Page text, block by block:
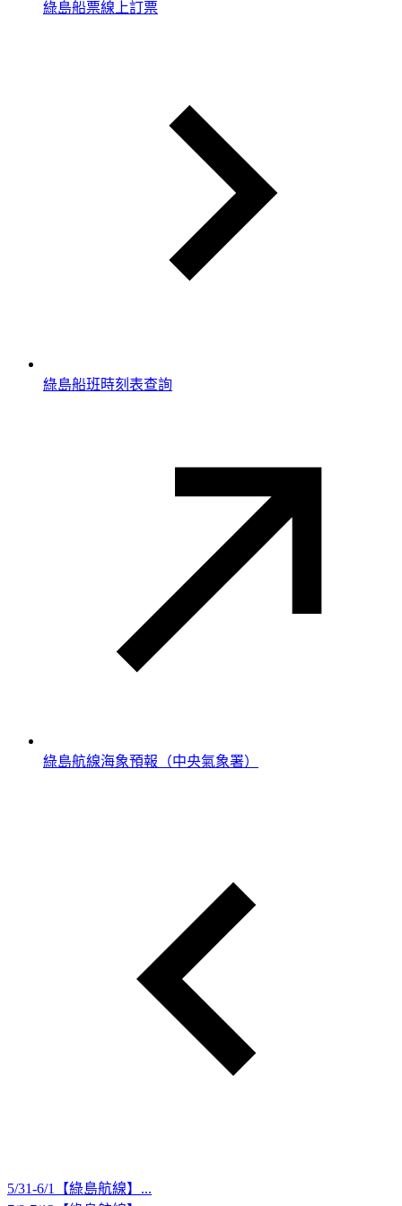
綠島船票線上訂票
綠島船班時刻表查詢
綠島航線海象預報（中央氣象署）
5/31-6/1【綠島航線】...